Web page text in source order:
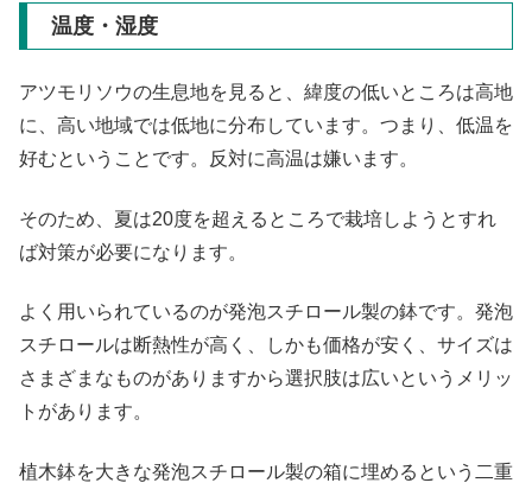
温度・湿度
アツモリソウの生息地を見ると、緯度の低いところは高地
に、高い地域では低地に分布しています。つまり、低温を
好むということです。反対に高温は嫌います。
そのため、夏は20度を超えるところで栽培しようとすれ
ば対策が必要になります。
よく用いられているのが発泡スチロール製の鉢です。発泡
スチロールは断熱性が高く、しかも価格が安く、サイズは
さまざまなものがありますから選択肢は広いというメリッ
トがあります。
植木鉢を大きな発泡スチロール製の箱に埋めるという二重